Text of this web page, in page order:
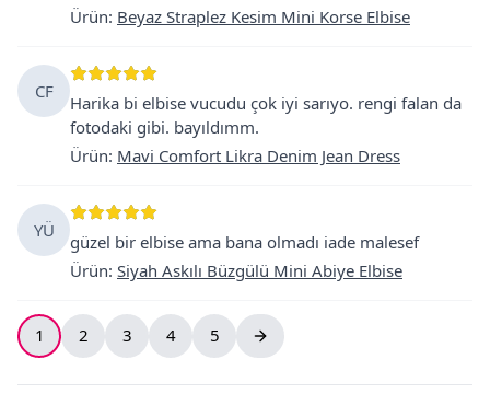
Ürün: Beyaz Straplez Kesim Mini Korse Elbise
CF
Harika bi elbise vucudu çok iyi sarıyo. rengi falan da
fotodaki gibi. bayıldımm.
Ürün: Mavi Comfort Likra Denim Jean Dress
YÜ
güzel bir elbise ama bana olmadı iade malesef
Ürün: Siyah Askılı Büzgülü Mini Abiye Elbise
1 2 3 4 5